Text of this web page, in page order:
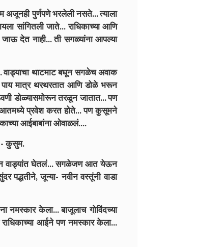
अजूनही पुर्णपणे भरलेली नसते... त्याला
सांगितली जाते... राधिकाच्या आणि
देत नाही... ती सगळ्यांना आपल्या
वाड्याचा थाटमाट बघून सगळेच अवाक
पाय मात्र थरथरतात आणि डोळे भरून
डोळ्यासमोरून तरळून जातात... पण
प्रवेश करत होते... पण कुसूमने
आईबाबांना ओवाळलं....
कुसुम.
वाड्यांत घेतलं... सगळेजण आत येऊन
पद्धतीने, जून्या- नवीन वस्तूंनी वाडा
नमस्कार केला... बाजूलाच गोविंदच्या
आईने पण नमस्कार केला...